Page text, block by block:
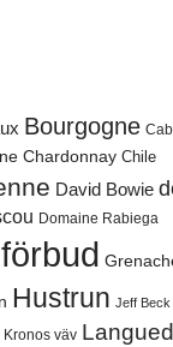
Bourgogne
Chardonnay Chile
David Bowie
Domaine Rabiega
förbud
Hustrun Jeff Beck
Kronos väv